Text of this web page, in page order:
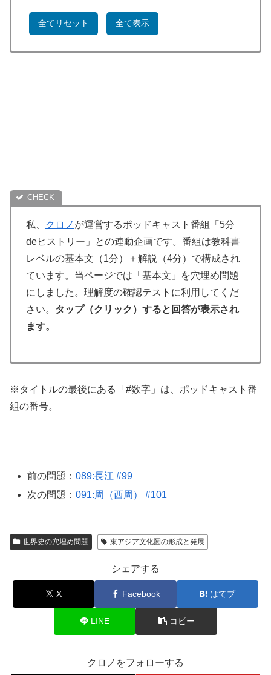
全てリセット 全て表示
私、 クロノ が運営するポッドキャスト番組「5分
deヒストリー」との連動企画です。番組は教科書
レベルの基本文（1分）＋解説（4分）で構成され
ています。当ページでは「基本文」を穴埋め問題
にしました。理解度の確認テストに利用してくだ
さい。 タップ（クリック）すると回答が表示され
ます。
※タイトルの最後にある「#数字」は、ポッドキャスト番
組の番号。
前の問題：089:長江 #99
次の問題：091:周（西周） #101
世界史の穴埋め問題 東アジア文化圏の形成と発展
シェアする
X Facebook はてブ
LINE コピー
クロノをフォローする